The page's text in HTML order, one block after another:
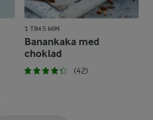
1 TIM 5 MIN
Banankaka med
choklad
(42)